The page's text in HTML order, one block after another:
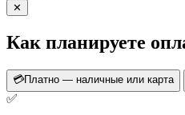
✕
Как планируете
💳Платно — наличные или карта
✅